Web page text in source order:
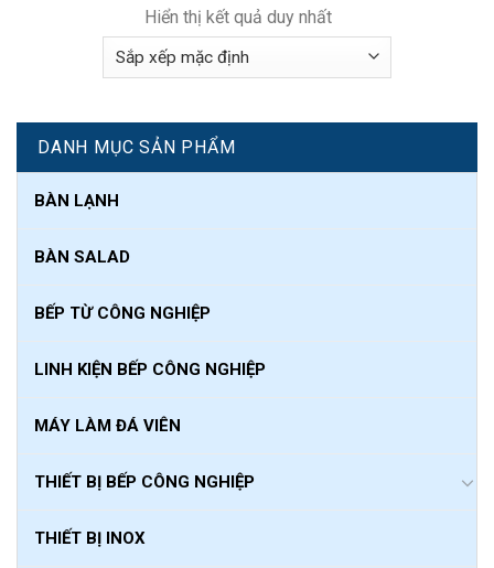
Hiển thị kết quả duy nhất
DANH MỤC SẢN PHẨM
BÀN LẠNH
BÀN SALAD
BẾP TỪ CÔNG NGHIỆP
LINH KIỆN BẾP CÔNG NGHIỆP
MÁY LÀM ĐÁ VIÊN
THIẾT BỊ BẾP CÔNG NGHIỆP
THIẾT BỊ INOX